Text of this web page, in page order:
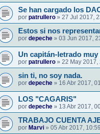
Se han cargado los
por patrullero » 27 Jul 2017,
Estos si nos
por depeche » 03 Jun 2017,
Un capitán-letrado
por patrullero » 22 May 2017,
sin ti, no soy nada.
por depeche » 16 Abr 2017,
LOS "CAGARIS"
por depeche » 13 Abr 2017,
TRABAJO CUENTA
por Marvi » 05 Abr 2017, 10:59